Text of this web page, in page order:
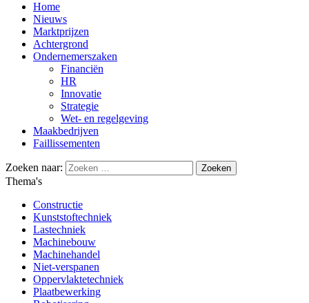
Home
Nieuws
Marktprijzen
Achtergrond
Ondernemerszaken
Financiën
HR
Innovatie
Strategie
Wet- en regelgeving
Maakbedrijven
Faillissementen
Zoeken naar:
Thema's
Constructie
Kunststoftechniek
Lastechniek
Machinebouw
Machinehandel
Niet-verspanen
Oppervlaktetechniek
Plaatbewerking